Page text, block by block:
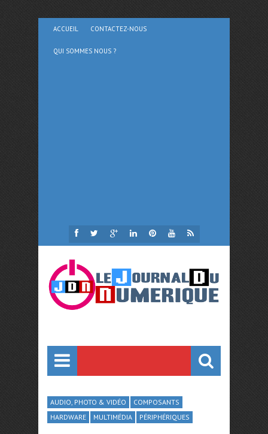
ACCUEIL CONTACTEZ-NOUS
QUI SOMMES NOUS ?
AUDIO, PHOTO & VIDÉO
COMPOSANTS
HARDWARE
MULTIMÉDIA PÉRIPHÉRIQUES